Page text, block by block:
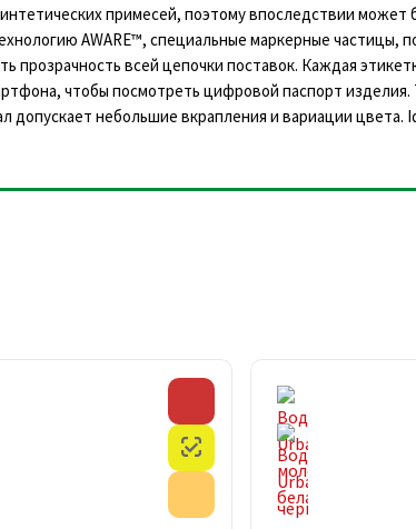
примесей, поэтому впоследствии может
AWARE™, специальные маркерные частицы,
прозрачность всей цепочки поставок. Каждая
чтобы посмотреть цифровой паспорт изделия.
допускает небольшие вкрапления и вариации цвета.
Честный знак